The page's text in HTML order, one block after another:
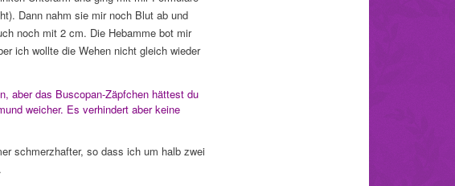
Dann nahm sie mir noch Blut ab und
noch mit 2 cm. Die Hebamme bot mir
ich wollte die Wehen nicht gleich wieder
aber das Buscopan-Zäpfchen hättest du
weicher. Es verhindert aber keine
schmerzhafter, so dass ich um halb zwei